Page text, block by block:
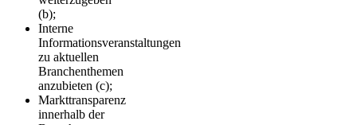
(b);
Interne
Informationsveranstaltungen
zu aktuellen
Branchenthemen
an­zu­bieten (c);
Markttransparenz
innerhalb der